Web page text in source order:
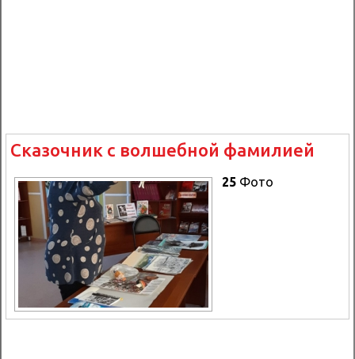
Сказочник с волшебной фамилией
25 Фото